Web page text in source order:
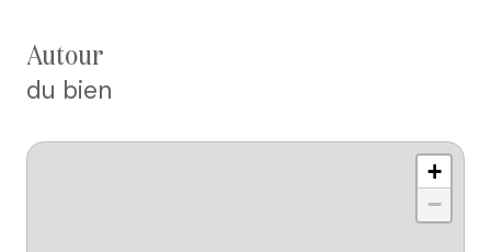
autour
du bien
+
−